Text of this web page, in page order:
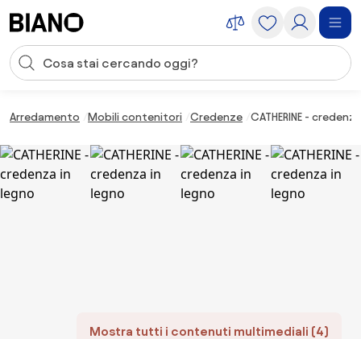
Input della ricerca
Arredamento Mobili contenitori Credenze CATHERINE -
Mostra tutti i contenuti multimediali (4)